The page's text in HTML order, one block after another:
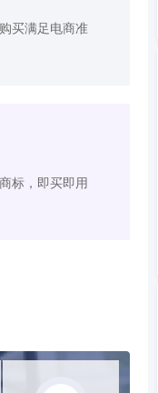
买满足电商准
标，即买即用